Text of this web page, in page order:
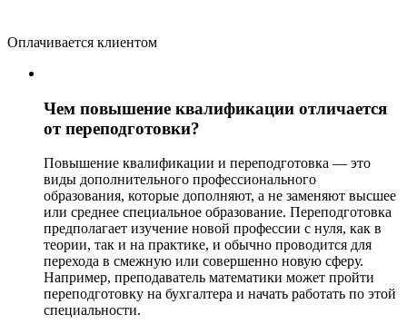
Оплачивается клиентом
Чем повышение квалификации отличается
от переподготовки?
Повышение квалификации и переподготовка — это
виды дополнительного профессионального
образования, которые дополняют, а не заменяют высшее
или среднее специальное образование. Переподготовка
предполагает изучение новой профессии с нуля, как в
теории, так и на практике, и обычно проводится для
перехода в смежную или совершенно новую сферу.
Например, преподаватель математики может пройти
переподготовку на бухгалтера и начать работать по этой
специальности.